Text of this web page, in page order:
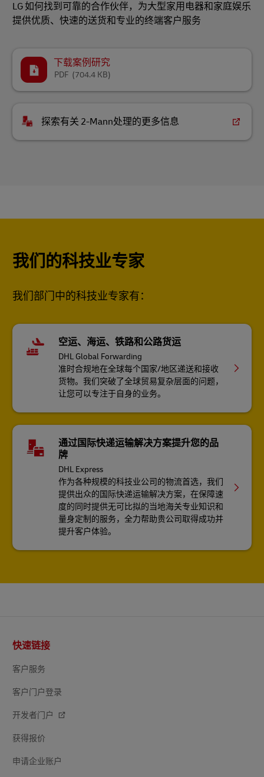
LG 如何找到可靠的合作伙伴，为大型家用电器和家庭娱乐
提供优质、快速的送货和专业的终端客户服务
下载案例研究
(704.4 KB)
PDF
探索有关 2-Mann处理的更多信息
我们的科技业专家
我们部门中的科技业专家有：
空运、海运、铁路和公路货运
DHL Global Forwarding
准时合规地在全球每个国家/地区递送和接收
货物。我们突破了全球贸易复杂层面的问题，
让您可以专注于自身的业务。
通过国际快递运输解决方案提升您的品
牌
DHL Express
作为各种规模的科技业公司的物流首选，我们
提供出众的国际快递运输解决方案，在保障速
度的同时提供无可比拟的当地海关专业知识和
量身定制的服务，全力帮助贵公司取得成功并
提升客户体验。
页
脚
快速链接
客户服务
客户门户登录
开发者门户
获得报价
申请企业账户